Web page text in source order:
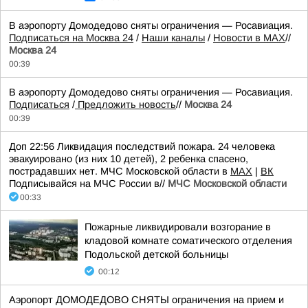
В аэропорту Домодедово сняты ограничения — Росавиация.
Подписаться на Москва 24 / Наши каналы / Новости в MAX//
Москва 24
00:39
В аэропорту Домодедово сняты ограничения — Росавиация.
Подписаться / Предложить новость// Москва 24
00:39
Доп 22:56 Ликвидация последствий пожара. 24 человека
эвакуировано (из них 10 детей), 2 ребенка спасено,
пострадавших нет. МЧС Московской области в MAX | ВК
Подписывайся на МЧС России в// МЧС Московской области
00:33
Пожарные ликвидировали возгорание в
кладовой комнате соматического отделения
Подольской детской больницы
00:12
Аэропорт ДОМОДЕДОВО СНЯТЫ ограничения на прием и